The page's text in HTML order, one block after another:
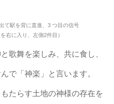
て駅を背に直進、3 つ目の信号
右に入り、左側2件目）
歌舞を楽しみ、共に食し、
で「神楽」と言います。
たらす土地の神様の存在を